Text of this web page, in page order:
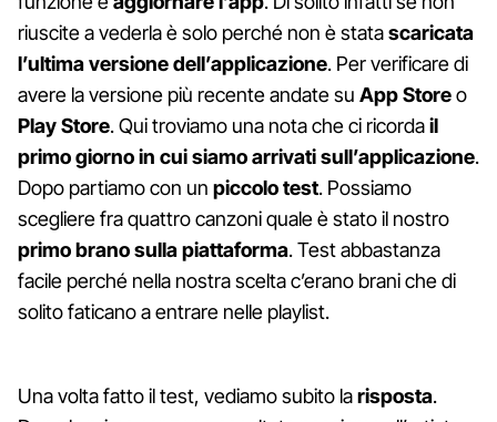
riuscite a vederla è solo perché non è statascaricata
l’ultima versione dell’applicazione. Per verificare di
avere la versione più recente andate su App Storeo
Play Store. Qui troviamo una nota che ci ricordail
primo giorno in cui siamo arrivati sull’applicazione.
Dopo partiamo con un piccolo test. Possiamo
scegliere fra quattro canzoni quale è stato il nostro
primo brano sulla piattaforma. Test abbastanza
facile perché nella nostra scelta c’erano brani che di
solito faticano a entrare nelle playlist.
Una volta fatto il test, vediamo subito larisposta.